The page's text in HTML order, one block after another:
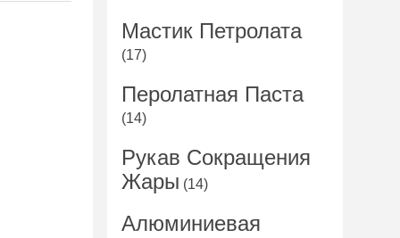
Мастик Петролата
(17)
Перолатная Паста
(14)
Рукав Сокращения
Жары (14)
Алюминиевая